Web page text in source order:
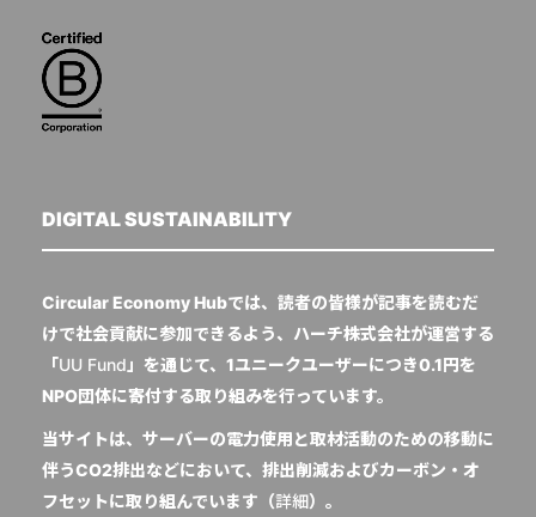
DIGITAL SUSTAINABILITY
Circular Economy Hubでは、読者の皆様が記事を読むだ
けで社会貢献に参加できるよう、ハーチ株式会社が運営する
「UU Fund」を通じて、1ユニークユーザーにつき0.1円を
NPO団体に寄付する取り組みを行っています。
当サイトは、サーバーの電力使用と取材活動のための移動に
伴うCO2排出などにおいて、排出削減およびカーボン・オ
フセットに取り組んでいます（詳細）。